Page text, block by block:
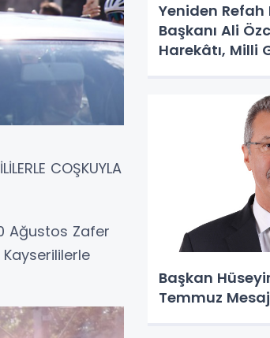
COŞKUYLA
Ağustos Zafer
Kayserililerle
Yeniden
Başkanı Ali
Harekâtı, Milli
Başkan
Temmuz